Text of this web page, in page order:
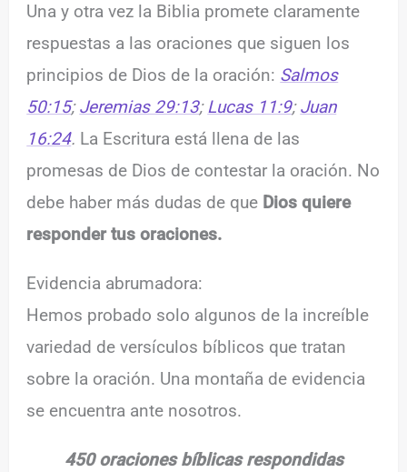
Una y otra vez la Biblia promete claramente
respuestas a las oraciones que siguen los
principios de Dios de la oración: Salmos
50:15;Jeremias 29:13;Lucas 11:9; Juan
16:24. La Escritura está llena de las
promesas de Dios de contestar la oración. No
debe haber más dudas de que Dios quiere
responder tus oraciones.
Evidencia abrumadora:
Hemos probado solo algunos de la increíble
variedad de versículos bíblicos que tratan
sobre la oración. Una montaña de evidencia
se encuentra ante nosotros.
450oraciones bíblicasrespondidas